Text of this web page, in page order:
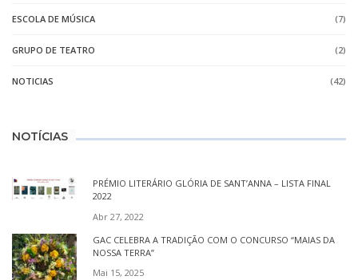
ESCOLA DE MÚSICA (7)
GRUPO DE TEATRO (2)
NOTICIAS (42)
NOTÍCIAS
PRÉMIO LITERÁRIO GLÓRIA DE SANT’ANNA – LISTA FINAL
2022
Abr 27, 2022
GAC CELEBRA A TRADIÇÃO COM O CONCURSO “MAIAS DA
NOSSA TERRA”
Mai 15, 2025